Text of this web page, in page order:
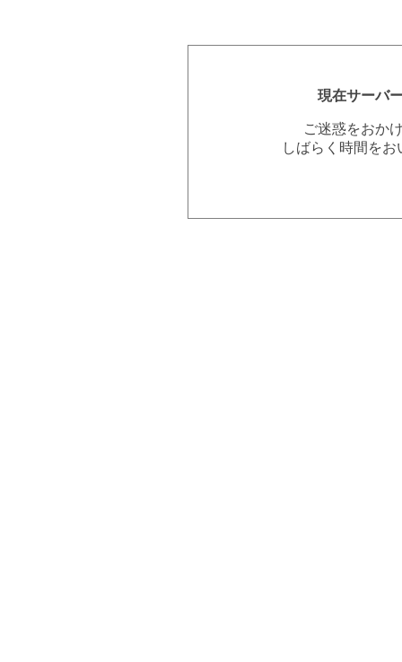
現在サーバ
ご迷惑をおか
しばらく時間を